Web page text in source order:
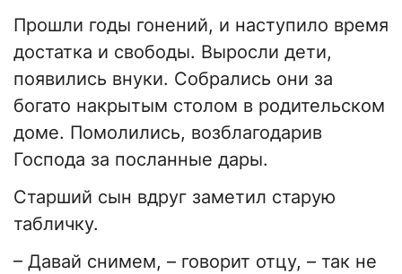
Прошли годы гонений, и наступило время
достатка и свободы. Выросли дети,
появились внуки. Собрались они за
богато накрытым столом в родительском
доме. Помолились, возблагодарив
Господа за посланные дары.
Старший сын вдруг заметил старую
табличку.
– Давай снимем, – говорит отцу, – так не